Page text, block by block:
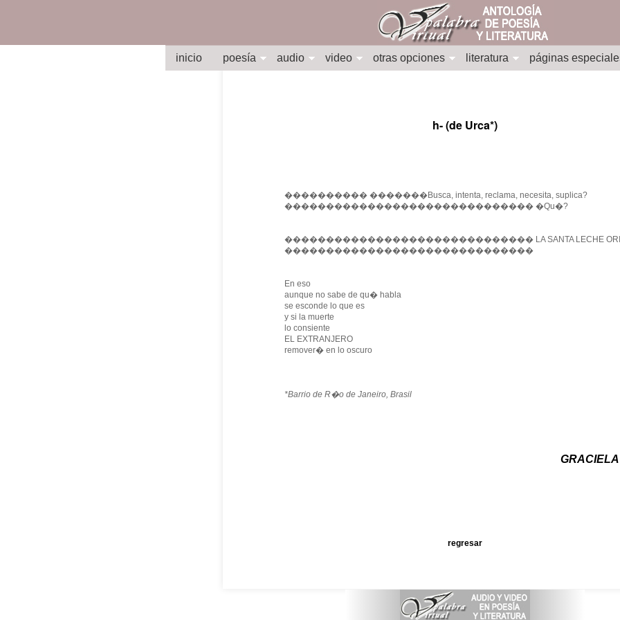
inicio poesía audio video otras opciones literatura páginas
h- (de Urca*)
���������� �������Busca, intenta, reclama, necesita, suplica?
������������������������������ �Qu�?
������������������������������ LA SANTA LECHE
������������������������������
En eso
aunque no sabe de qu� habla
se esconde lo que es
y si la muerte
lo consiente
EL EXTRANJERO
remover� en lo oscuro
*Barrio de R�o de Janeiro, Brasil
regresar